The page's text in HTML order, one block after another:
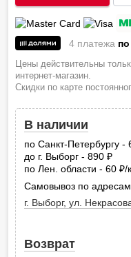
4 платежа
Цены действительны
интернет-магазин.
Скидки по карте
В наличии
по Санкт-Петербургу -
до г. Выборг - 890
по Лен. области - 60
/
Самовывоз по
г. Выборг, ул.
Возврат